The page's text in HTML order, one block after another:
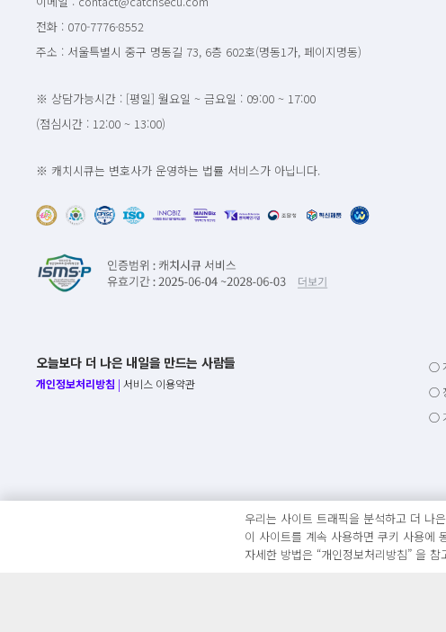
전화 : 070-7776-8552
주소 : 서울특별시 중구 명동길 73, 6층 602호(명동1가, 페이지명동)
※ 상담가능시간 : [평일] 월요일 ~ 금요일 : 09:00 ~ 17:00
(점심시간 : 12:00 ~ 13:00)
※ 캐치시큐는 변호사가 운영하는 법률 서비스가 아닙니다.
오늘보다 더 나은 내일을 만드는 사람들
개인정보처리방침 | 서비스 이용약관
○
○
○
우리는 사이트 트래픽을 분석하고 더 나
이 사이트를 계속 사용하면 쿠키 사용에
자세한 방법은 “개인정보처리방침” 을